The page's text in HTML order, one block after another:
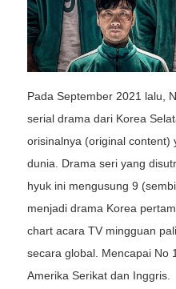
Pada September 2021 lalu,
serial drama dari Korea
orisinalnya (original content)
dunia. Drama seri yang
hyuk ini mengusung 9
menjadi drama Korea
chart acara TV mingguan
secara global. Mencapai No
Amerika Serikat dan Inggris.